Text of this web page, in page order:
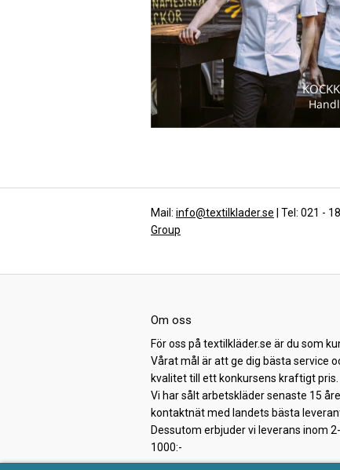
Mail: info@textilklader.se | Tel: 021 -
Group
Om oss
För oss på textilkläder.se är du som
Vårat mål är att ge dig bästa service
kvalitet till ett konkursens kraftigt pris.
Vi har sålt arbetskläder senaste 15
kontaktnät med landets bästa
Dessutom erbjuder vi leverans inom
1000:-